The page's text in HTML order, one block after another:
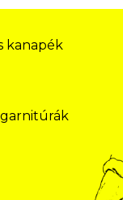
kanapék